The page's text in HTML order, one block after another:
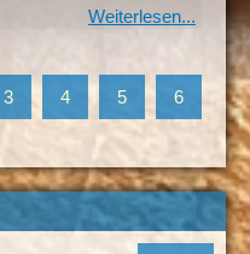
Weiterlesen...
3 4 5 6